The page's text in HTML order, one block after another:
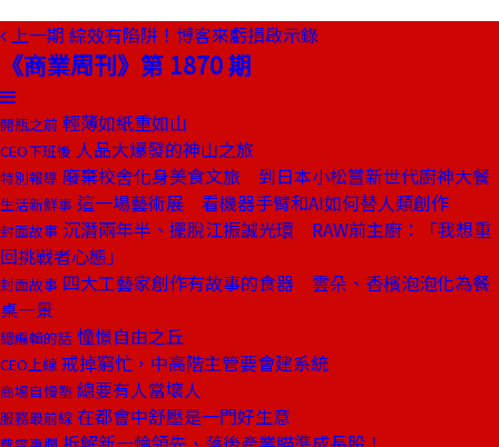
上一期 綜效有陷阱！博客來虧損啟示錄
《商業周刊》第 1870 期
開瓶之前 輕薄如紙重如山
CEO下班後 人品大爆發的神山之旅
特別報導 廢棄校舍化身美食文旅 到日本小松嘗新世代廚神大餐
生活新鮮事 這一場藝術展 看機器手臂和AI如何替人類創作
封面故事 沉潛兩年半、擺脫江振誠光環 RAW前主廚：「我想重
回挑戰者心態」
封面故事 四大工藝家創作有故事的食器 雲朵、香檳泡泡化為餐
桌一景
總編輯的話 憧憬自由之丘
CEO上線 戒掉窮忙，中高階主管要會建系統
商場自慢塾 總要有人當壞人
服務最前線 在都會中舒壓是一門好生意